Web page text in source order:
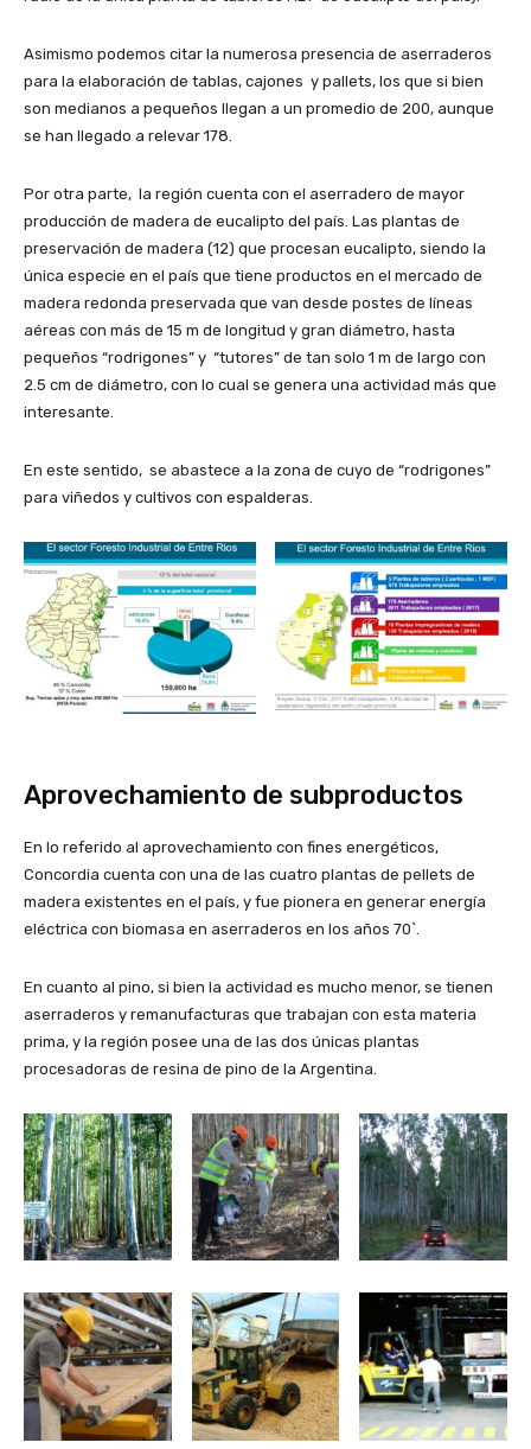
Asimismo podemos citar la numerosa presencia de aserraderos
para la elaboración de tablas, cajones y pallets, los que si bien
son medianos a pequeños llegan a un promedio de 200, aunque
se han llegado a relevar 178.
Por otra parte, la región cuenta con el aserradero de mayor
producción de madera de eucalipto del país. Las plantas de
preservación de madera (12) que procesan eucalipto, siendo la
única especie en el país que tiene productos en el mercado de
madera redonda preservada que van desde postes de líneas
aéreas con más de 15 m de longitud y gran diámetro, hasta
pequeños “rodrigones” y “tutores” de tan solo 1 m de largo con
2.5 cm de diámetro, con lo cual se genera una actividad más que
interesante.
En este sentido, se abastece a la zona de cuyo de “rodrigones”
para viñedos y cultivos con espalderas.
Aprovechamiento de subproductos
En lo referido al aprovechamiento con fines energéticos,
Concordia cuenta con una de las cuatro plantas de pellets de
madera existentes en el país, y fue pionera en generar energía
eléctrica con biomasa en aserraderos en los años 70`.
En cuanto al pino, si bien la actividad es mucho menor, se tienen
aserraderos y remanufacturas que trabajan con esta materia
prima, y la región posee una de las dos únicas plantas
procesadoras de resina de pino de la Argentina.